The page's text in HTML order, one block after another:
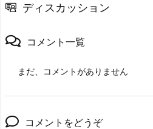
ディスカッション
コメント一覧
まだ、コメントがありません
コメントをどうぞ